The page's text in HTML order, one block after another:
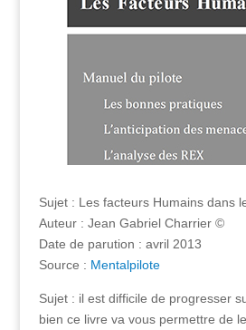
Sujet : Les facteurs Humains dans
Auteur : Jean Gabriel Charrier ©
Date de parution : avril 2013
Source : Mentalpilote
Sujet : il est difficile de progresser
bien ce livre va vous permettre de